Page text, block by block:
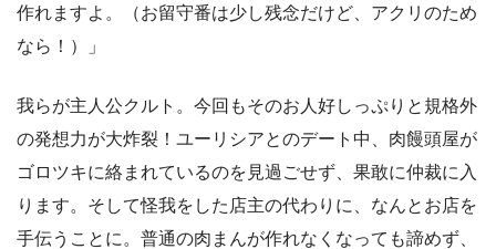
作れますよ。（お留守番は少し残念だけど、アクリのため
なら！）」
我らが主人公クルト。今回もそのお人好しっぷりと規格外
の発想力が大炸裂！ユーリシアとのデート中、肉饅頭屋が
ゴロツキに絡まれているのを見過ごせず、果敢に仲裁に入
ります。そして怪我をした店主の代わりに、なんとお店を
手伝うことに。普通の肉まんが作れなくなっても諦めず、